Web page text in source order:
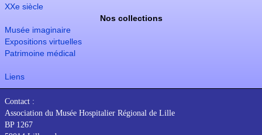
XXe siècle
Nos collections
Musée imaginaire
Expositions virtuelles
Patrimoine médical
Liens
Contact :
Association du Musée Hospitalier Régional de Lille
BP 1267